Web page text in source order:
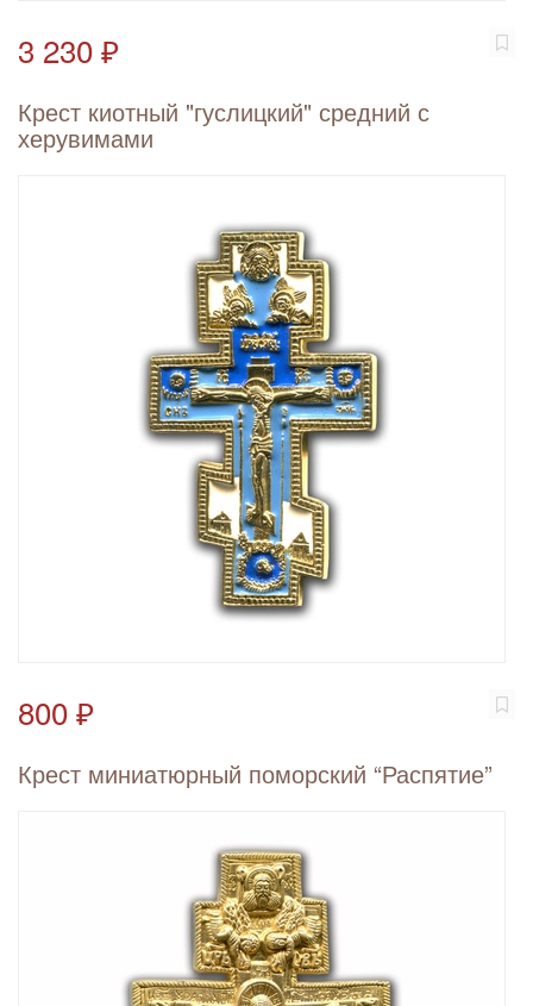
3 230 ₽
Крест киотный "гуслицкий" средний с
херувимами
800 ₽
Крест миниатюрный поморский “Распятие”